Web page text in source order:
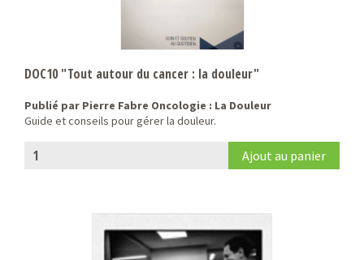
DOC10 "Tout autour du cancer : la douleur"
Publié par Pierre Fabre Oncologie : La Douleur
Guide et conseils pour gérer la douleur.